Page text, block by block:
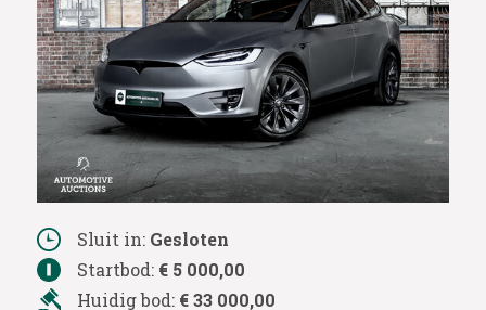
Sluit in: Gesloten
Startbod: € 5 000,00
Huidig bod: € 33 000,00